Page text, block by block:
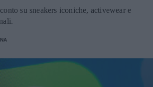
su sneakers iconiche, activewear e